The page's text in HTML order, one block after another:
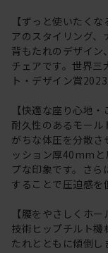
【ずっと使いたく
アのスタイリング、
背もたれのデザイン
チェアです。世界三
ト・デザイン賞
【快適な座り心地
耐久性のあるモー
がちな体圧を分散
ッション厚40mm
プな印象です。さ
することで圧迫感を
【腰をやさしくホ
技術ヒップチルト
たれとともに傾倒